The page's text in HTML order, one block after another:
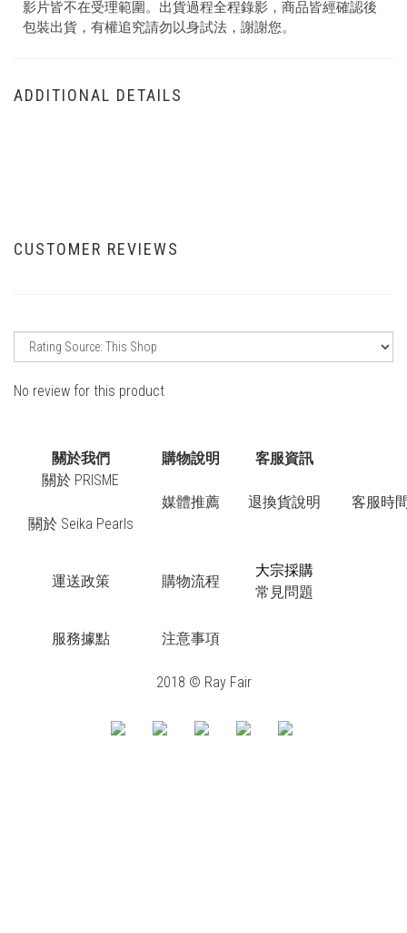
影片皆不在受理範圍。出貨過程全程錄影，商品皆經確認後
包裝出貨，有權追究請勿以身試法，謝謝您。
ADDITIONAL DETAILS
CUSTOMER REVIEWS
No review for this product
關於我們 購物說明
客服資訊
關於 PRISME
關於 Seika Pearls
媒體推薦 退換貨說明 客服時
運送政策 購物流程
大宗採購
常見問題
服務據點 注意事項
2018 © Ray Fair